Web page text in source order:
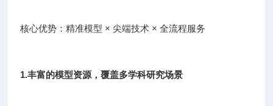
核心优势：精准模型 × 尖端技术 × 全流程服务
1.丰富的模型资源，覆盖多学科研究场景